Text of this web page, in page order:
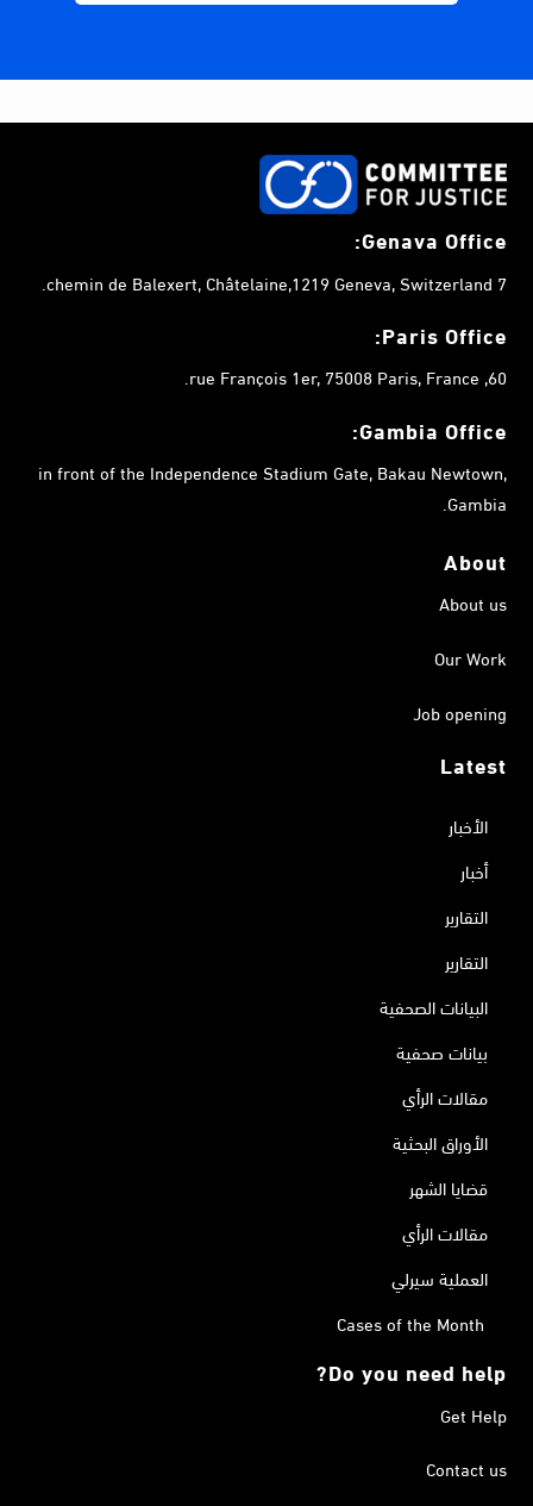
Genava Office:
7 chemin de Balexert, Châtelaine,1219 Geneva, Switzerland.
Paris Office:
60, rue François 1er, 75008 Paris, France.
Gambia Office:
in front of the Independence Stadium Gate, Bakau Newtown,
Gambia.
About
About us
Our Work
Job opening
Latest
الأخبار
أخبار
التقارير
التقارير
البيانات الصحفية
بيانات صحفية
مقالات الرأي
الأوراق البحثية
قضايا الشهر
مقالات الرأي
العملية سيرلي
Cases of the Month
Do you need help?
Get Help
Contact us